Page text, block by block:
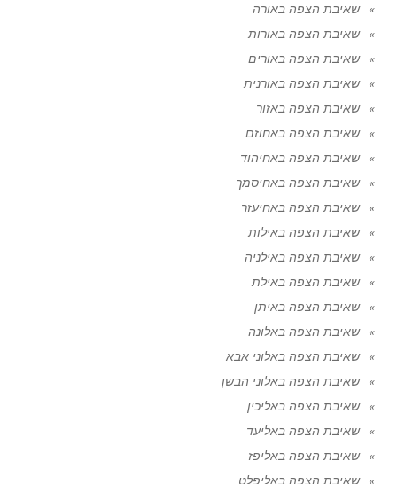
שאיבת הצפה באורה
שאיבת הצפה באורות
שאיבת הצפה באורים
שאיבת הצפה באורנית
שאיבת הצפה באזור
שאיבת הצפה באחוזם
שאיבת הצפה באחיהוד
שאיבת הצפה באחיסמך
שאיבת הצפה באחיעזר
שאיבת הצפה באילות
שאיבת הצפה באילניה
שאיבת הצפה באילת
שאיבת הצפה באיתן
שאיבת הצפה באלונה
שאיבת הצפה באלוני אבא
שאיבת הצפה באלוני הבשן
שאיבת הצפה באליכין
שאיבת הצפה באליעד
שאיבת הצפה באליפז
שאיבת הצפה באליפלט